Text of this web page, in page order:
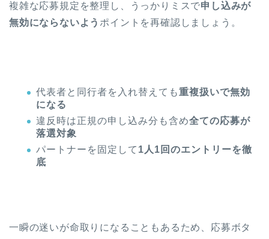
複雑な応募規定を整理し、うっかりミスで申し込みが
無効にならないようポイントを再確認しましょう。
代表者と同行者を入れ替えても重複扱いで無効
になる
違反時は正規の申し込み分も含め全ての応募が
落選対象
パートナーを固定して 1人1回のエントリーを徹
底
一瞬の迷いが命取りになることもあるため、応募ボタ